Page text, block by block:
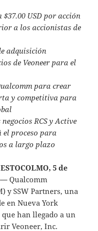
USD por acción
a los accionistas de
adquisición
de Veoneer para el
para crear
y competitiva para
RCS y Active
el proceso para
a largo plazo
5 de
—Qualcomm
y SSW Partners, una
en Nueva York
han llegado a un
Veoneer, Inc.